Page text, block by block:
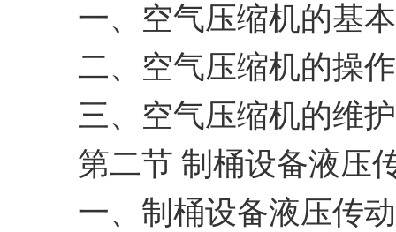
一、空气压缩机的基
二、空气压缩机的操
三、空气压缩机的维
第二节 制桶设备液压
一、制桶设备液压传